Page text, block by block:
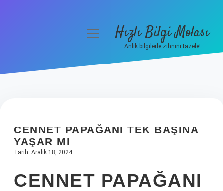
Hakkımızda
menüyüHızlı Bilgi Molası
Anlık bilgilerle zihnini tazele!
CENNET PAPAĞANI TEK BAŞINA
YAŞAR MI
Tarih: Aralık 18, 2024
CENNET PAPAĞANI